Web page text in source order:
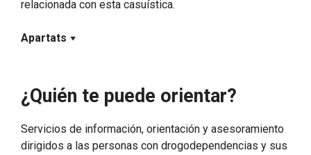
relacionada con esta casuística.
Apartats
¿Quién te puede orientar?
Servicios de información, orientación y asesoramiento
dirigidos a las personas con drogodependencias y sus